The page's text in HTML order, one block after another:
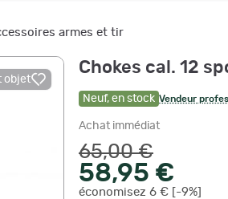
armes et tir
objet
Chokes cal. 12
Neuf, en stock Vendeur
Achat immédiat
65,00 €
58,95 €
économisez 6 € [-9%]